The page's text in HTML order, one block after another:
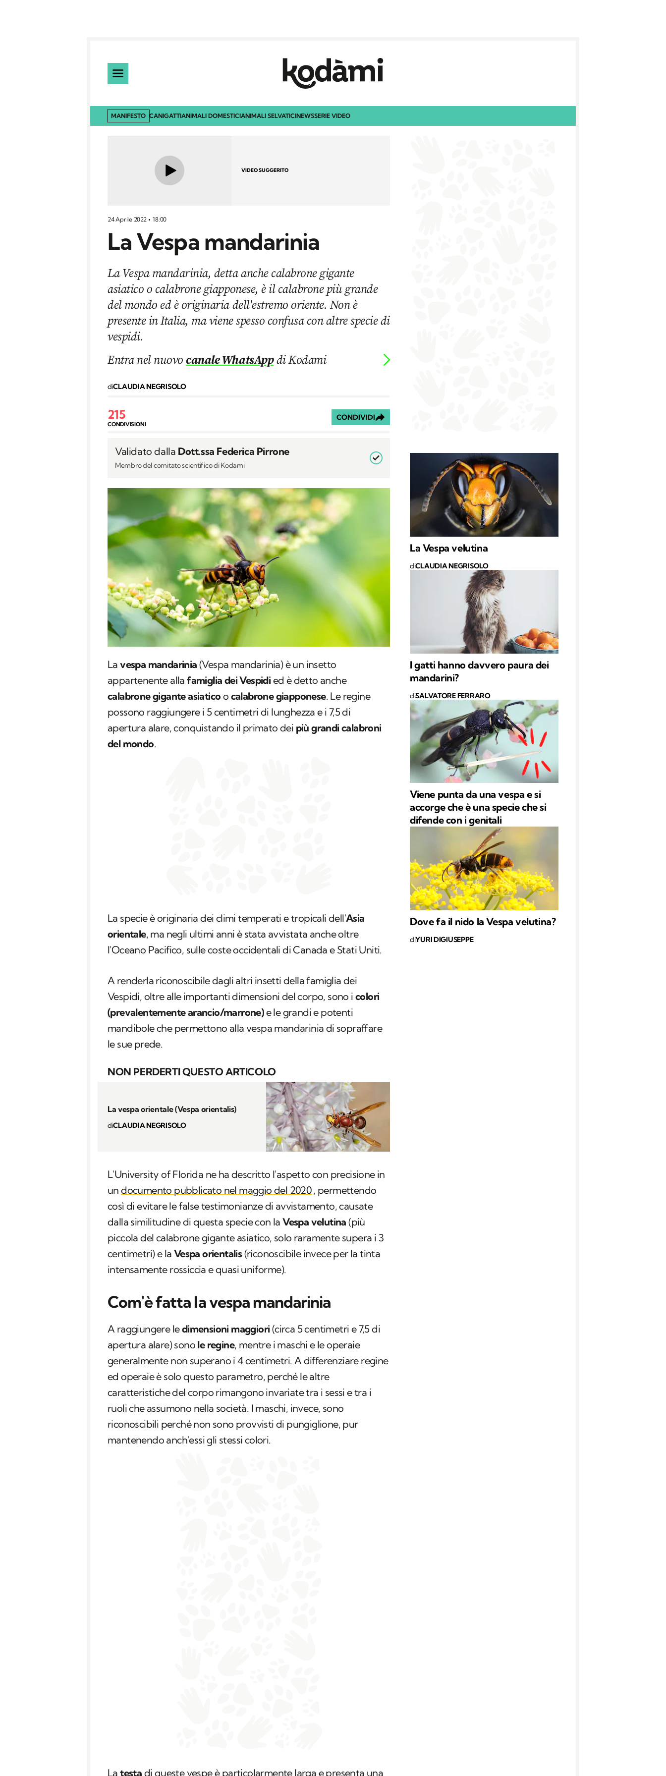
MANIFESTO CANIGATTIANIMALI DOMESTICIANIMALI SELVATICINEWSSERIE VIDEO
VIDEO SUGGERITO
24 Aprile 2022 18:00
La Vespa mandarinia
La Vespa mandarinia, detta anche calabrone gigante
asiatico o calabrone giapponese, è il calabrone più grande
del mondo ed è originaria dell'estremo oriente. Non è
presente in Italia, ma viene spesso confusa con altre specie di
vespidi.
Entra nel nuovocanale WhatsAppdi Kodami
diCLAUDIA NEGRISOLO
215
CONDIVISIONI
CONDIVIDI
Validato dalla Dott.ssa Federica Pirrone
Membro del comitato scientifico di Kodami
Lavespa mandarinia (Vespa mandarinia) è un insetto
appartenente allafamiglia dei Vespidi ed è detto anche
calabrone gigante asiatico o calabrone giapponese. Le regine
possono raggiungere i 5 centimetri di lunghezza e i 7,5 di
apertura alare, conquistando il primato dei più grandi calabroni
del mondo.
La specie è originaria dei climi temperati e tropicali dell'Asia
orientale, ma negli ultimi anni è stata avvistata anche oltre
l'Oceano Pacifico, sulle coste occidentali di Canada e Stati Uniti.
A renderla riconoscibile dagli altri insetti della famiglia dei
Vespidi, oltre alle importanti dimensioni del corpo, sono i colori
(prevalentemente arancio/marrone)e le grandi e potenti
mandibole che permettono alla vespa mandarinia di sopraffare
le sue prede.
NON PERDERTI QUESTO ARTICOLO
La vespa orientale (Vespa orientalis)
diCLAUDIA NEGRISOLO
L'University of Florida ne ha descritto l'aspetto con precisione in
undocumento pubblicato nel maggio del 2020, permettendo
così di evitare le false testimonianze di avvistamento, causate
dalla similitudine di questa specie con laVespa velutina (più
piccola del calabrone gigante asiatico, solo raramente supera i 3
centimetri) e la Vespa orientalis(riconoscibile invece per la tinta
intensamente rossiccia e quasi uniforme).
Com'è fatta la vespa mandarinia
A raggiungere ledimensioni maggiori (circa 5 centimetri e 7,5 di
apertura alare) sono le regine, mentre i maschi e le operaie
generalmente non superano i 4 centimetri. A differenziare regine
ed operaie è solo questo parametro, perché le altre
caratteristiche del corpo rimangono invariate tra i sessi e tra i
ruoli che assumono nella società. I maschi, invece, sono
riconoscibili perché non sono provvisti di pungiglione, pur
mantenendo anch'essi gli stessi colori.
Latesta di queste vespe è particolarmente larga e presenta una
La Vespa velutina
diCLAUDIA NEGRISOLO
I gatti hanno davvero paura dei
mandarini?
diSALVATORE FERRARO
Viene punta da una vespa e si
accorge che è una specie che si
difende con i genitali
Dove fa il nido la Vespa velutina?
diYURI DIGIUSEPPE